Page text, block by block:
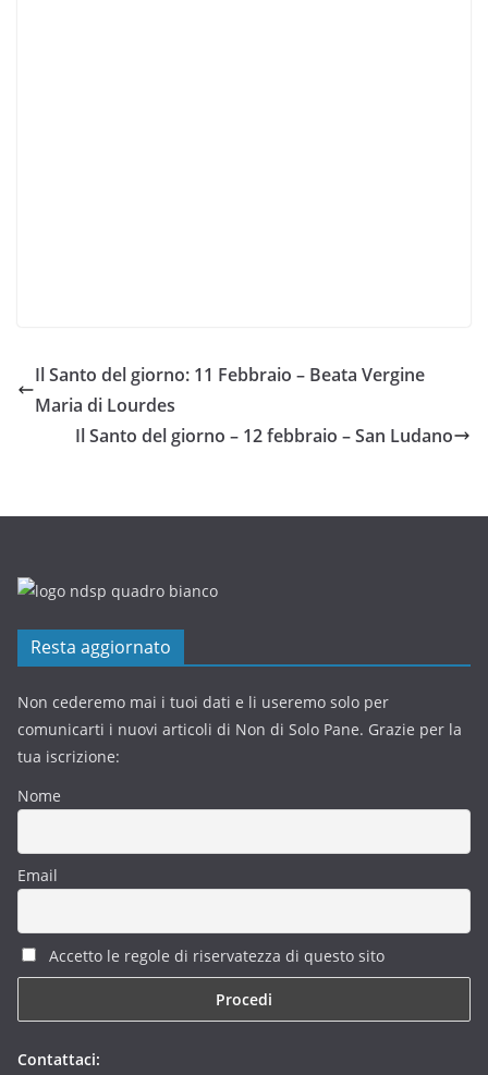
Il Santo del giorno: 11 Febbraio – Beata Vergine
Maria di Lourdes
Il Santo del giorno – 12 febbraio – San Ludano
Resta aggiornato
Non cederemo mai i tuoi dati e li useremo solo per
comunicarti i nuovi articoli di Non di Solo Pane. Grazie per la
tua iscrizione:
Nome
Email
Accetto le regole di riservatezza di questo sito
Contattaci: